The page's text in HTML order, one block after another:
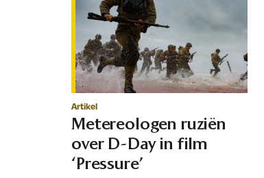
Artikel
Metereologen ruziën
over D-Day in film
‘Pressure’